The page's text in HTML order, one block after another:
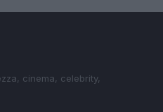
cinema, celebrity,